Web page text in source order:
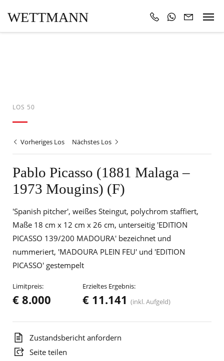
WETTMANN
LOS 50
Vorheriges Los Nächstes Los
Pablo Picasso (1881 Malaga –
1973 Mougins) (F)
'Spanish pitcher', weißes Steingut, polychrom staffiert,
Maße 18 cm x 12 cm x 26 cm, unterseitig 'EDITION
PICASSO 139/200 MADOURA' bezeichnet und
nummeriert, 'MADOURA PLEIN FEU' und 'EDITION
PICASSO' gestempelt
Limitpreis:
€ 8.000
Erzieltes Ergebnis:
€ 11.141 (inkl. Aufgeld)
Zustandsbericht anfordern
Seite teilen